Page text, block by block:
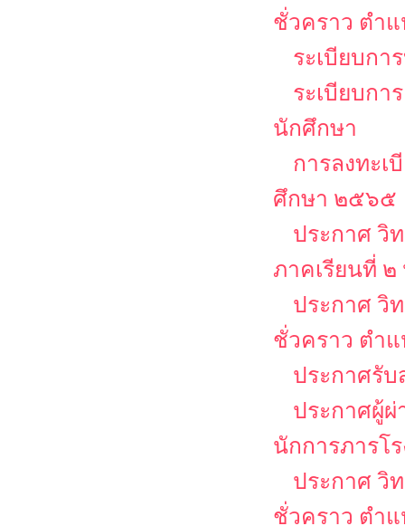
ชั่วคราว ตำ
ระเบียบกา
ระเบียบกา
นักศึกษา
การลงทะเ
ศึกษา ๒๕๖๕
ประกาศ วิ
ภาคเรียนที่
ประกาศ วิ
ชั่วคราว ตำ
ประกาศรั
ประกาศผู้
นักการภารโร
ประกาศ วิ
ชั่วคราว ตำ